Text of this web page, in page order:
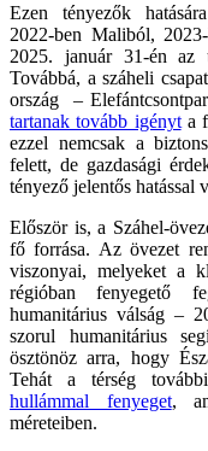
Ezen tényezők
2022-ben Maliból,
2025. január 31-én az
Továbbá, a száheli
ország –
tartanak tovább igényta
ezzel nemcsak a
felett, de gazdasági
tényező jelentős hatással
Először is, a Száhel-
fő forrása. Az övezet
viszonyai, melyeket a
régióban fenyegető
humanitárius válság –
szorul humanitárius
ösztönöz arra, hogy
Tehát a térség
hullámmal fenyeget,
méreteiben.